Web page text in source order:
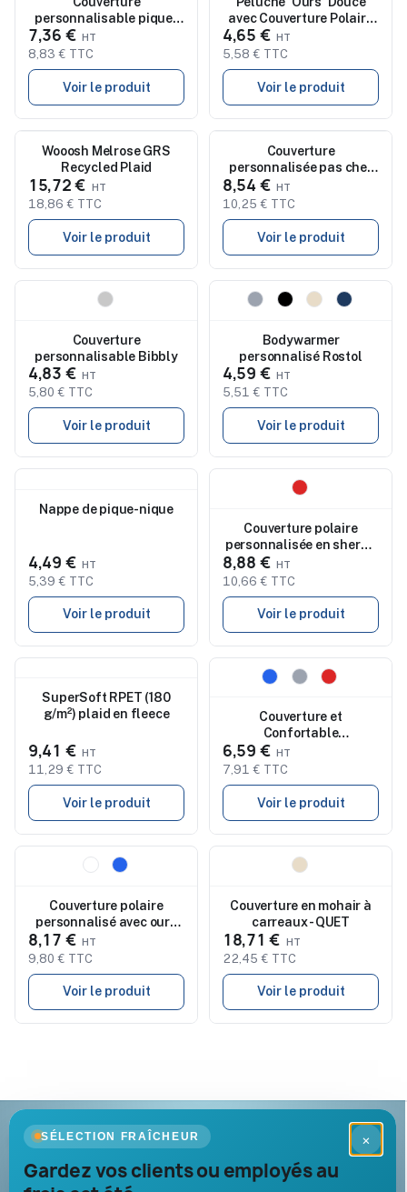
personnalisable pique-
nique Zaralex
7,36 €
8,83 € TTC
Voir le produit
avec Couverture Polaire
Personnalisée Owen
4,65 €
5,58 € TTC
Voir le produit
Nouveau
Wooosh Melrose GRS
Recycled Plaid
15,72 €
18,86 € TTC
Voir le produit
NouveauCouverture
personnalisée pas cher
Yalanny
8,54 €
10,25 € TTC
Voir le produit
Couverture
personnalisable Bibbly
4,83 €
5,80 € TTC
Voir le produit
Nouveau
Bodywarmer
personnalisé Rostol
4,59 €
5,51 € TTC
Voir le produit
Nappe de pique-nique
4,49 €
5,39 € TTC
Voir le produit
Couverture polaire
personnalisée en sherpa
RPET - Shermatt
8,88 €
10,66 € TTC
Voir le produit
SuperSoft RPET (180
g/m²) plaid en fleece
9,41 €
11,29 € TTC
Voir le produit
Nouveau
Couverture et
Confortable
Personnalisée Barzagli
pas cher
6,59 €
7,91 € TTC
Voir le produit
Couverture polaire
personnalisé avec ours
MANTA
8,17 €
9,80 € TTC
Voir le produit
Couverture en mohair à
carreaux - QUET
18,71 €
22,45 € TTC
Voir le produit
×
SÉLECTION FRAÎCHEUR
Gardez vos clients ou employés au
Goodies Pub France
Objets publicitaires · par Promenoch